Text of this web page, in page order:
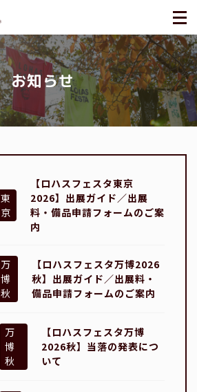
お知らせ
東
京
【ロハスフェスタ東京
2026】出展ガイド／出展
料・備品申請フォームのご案
内
万
博
秋
【ロハスフェスタ万博2026
秋】出展ガイド／出展料・
備品申請フォームのご案内
万
博
秋
【ロハスフェスタ万博
2026秋】当落の発表につ
いて